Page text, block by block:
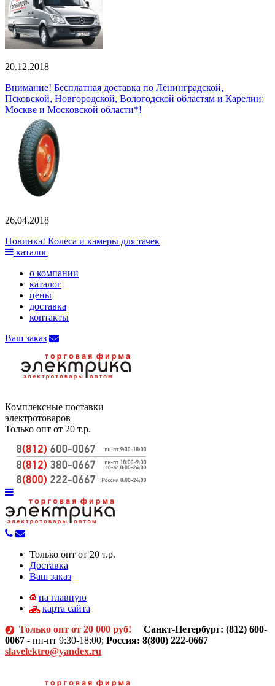
20.12.2018
Внимание! Бесплатная доставка по Ленинградской,
Псковской, Новгородской, Вологодской областям и Карелии;
Москве и Московской области*!
26.04.2018
Новинка! Колеса и камеры для тачек
каталог
о компании
каталог
цены
доставка
контакты
Ваш заказ
Комплексные поставки
электротоваров
Только опт от 20 т.р.
Только опт от 20 т.р.
Доставка
Ваш заказ
на главную
карта сайта
Только опт от 20 000 руб! Санкт-Петербург: (812) 600-
0067 - пн-пт 9:30-18:00; Россия: 8(800) 222-0667
slavelektro@yandex.ru